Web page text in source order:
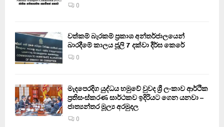
0
වත්කම් බැරකම් ප්‍රකාශ අන්තර්ජාලයෙන්
බාරදීමේ කාලය ජූලි 7 දක්වා දීර්ඝ කෙරේ
0
මැදපෙරදිග යුද්ධය හමුවේ වුවද ශ්‍රී ලංකාව ආර්ථික
ප්‍රතිසංස්කරණ සාර්ථකව ඉදිරියට ගෙන යනවා –
ජාත්‍යන්තර මූල්‍ය අරමුදල
0